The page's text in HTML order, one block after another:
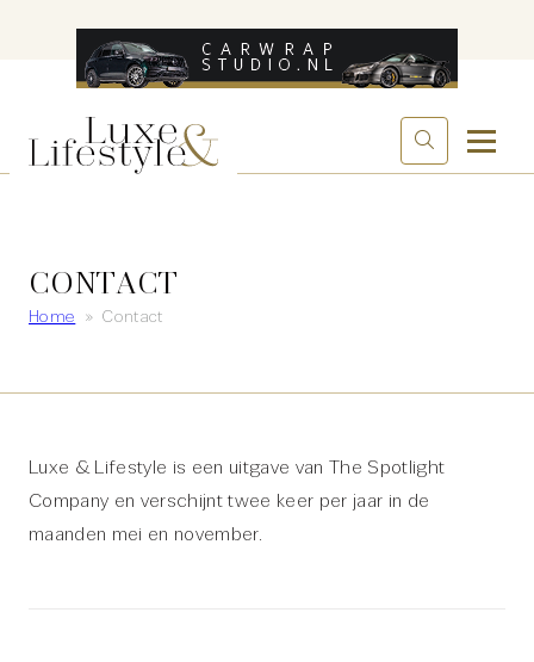
CONTACT
Home » Contact
Luxe & Lifestyle is een uitgave van The Spotlight
Company en verschijnt twee keer per jaar in de
maanden mei en november.